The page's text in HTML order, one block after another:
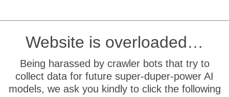
Website is overloaded…
Being harassed by crawler bots that try to
collect data for future super-duper-power AI
models, we ask you kindly to click the following